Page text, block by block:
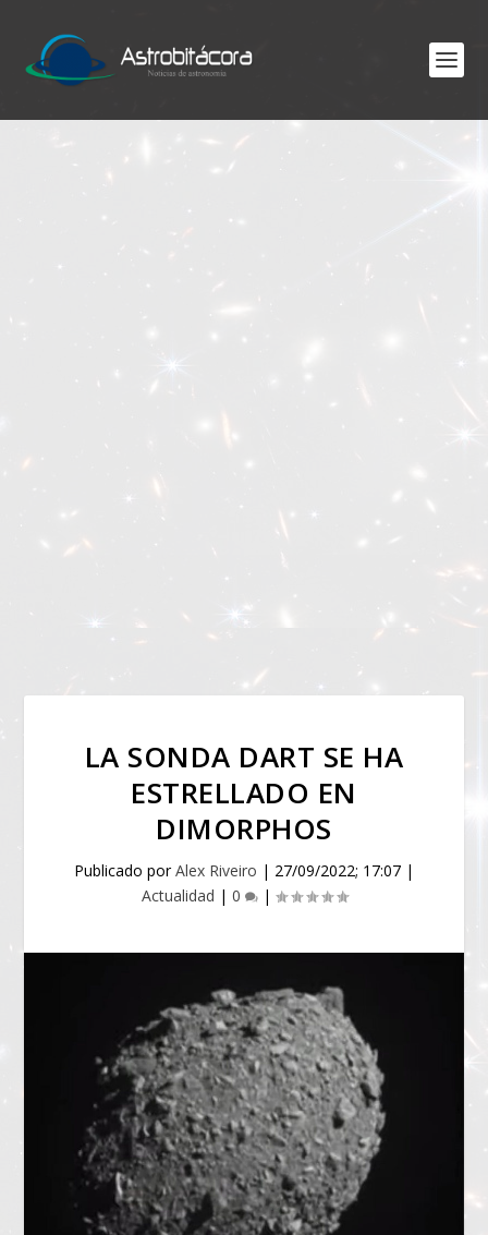
LA SONDA DART SE HA
ESTRELLADO EN
DIMORPHOS
Publicado porAlex Riveiro | 27/09/2022; 17:07 |
Actualidad | 0 |